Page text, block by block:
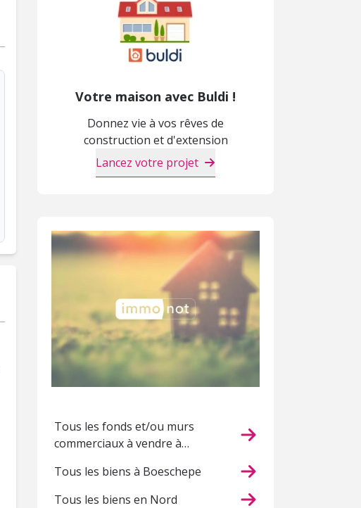
Votre maison avec Buldi !
Donnez vie à vos rêves de
construction et d'extension
Lancez votre projet
Tous les fonds et/ou murs
commerciaux à vendre à
Tous les biens à Boeschepe
Tous les biens en Nord